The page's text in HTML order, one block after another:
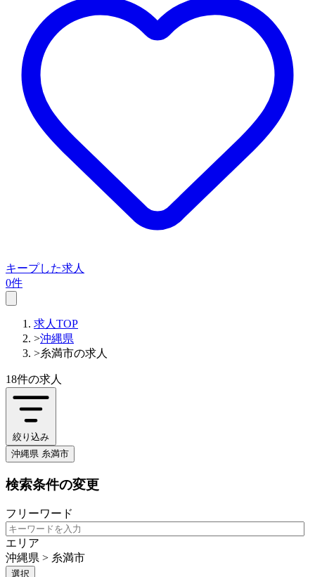
キープした求人
0件
求人TOP
>沖縄県
>糸満市の求人
18件の求人
絞り込み
沖縄県 糸満市
検索条件の変更
フリーワード
エリア
沖縄県 > 糸満市
選択